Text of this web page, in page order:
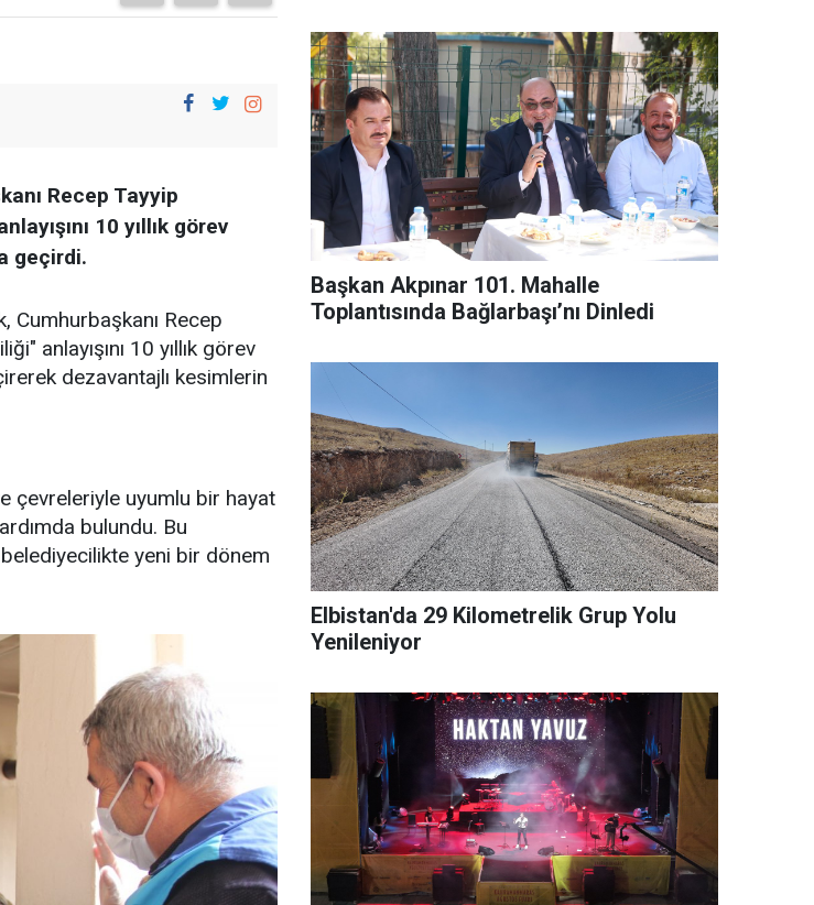
Recep Tayyip
10 yıllık görev
geçirdi.
Cumhurbaşkanı Recep
anlayışını 10 yıllık görev
dezavantajlı kesimlerin
çevreleriyle uyumlu bir hayat
bulundu. Bu
yeni bir dönem
Başkan Akpınar 101. Mahalle
Toplantısında Bağlarbaşı’nı Dinledi
Elbistan'da 29 Kilometrelik Grup Yolu
Yenileniyor